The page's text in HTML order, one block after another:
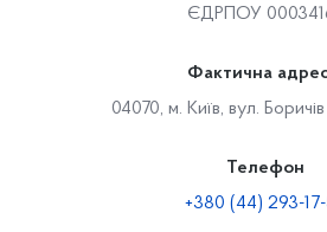
ЄДРПОУ
Фактична
04070, м. Київ, вул.
Телефон
+380 (44) 293-